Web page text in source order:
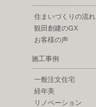
住まいづくりの流れ
観田創建のGX
お客様の声
施工事例
一般注文住宅
経年美
リノベーション